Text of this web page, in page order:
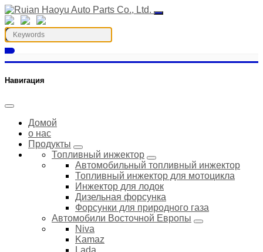
Навигация
Домой
о нас
Продукты
Топливный инжектор
Автомобильный топливный инжектор
Топливный инжектор для мотоцикла
Инжектор для лодок
Дизельная форсунка
Форсунки для природного газа
Автомобили Восточной Европы
Niva
Kamaz